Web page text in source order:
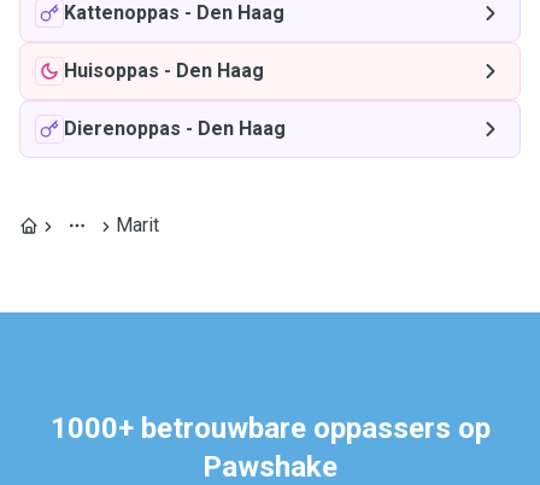
Kattenoppas - Den Haag
Huisoppas - Den Haag
Dierenoppas - Den Haag
Marit
1000+ betrouwbare oppassers op
Pawshake